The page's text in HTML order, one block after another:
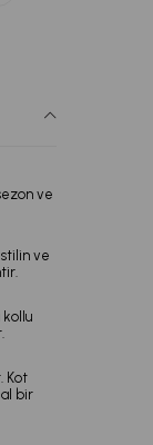
ve
ve
kollu
Kot
bir